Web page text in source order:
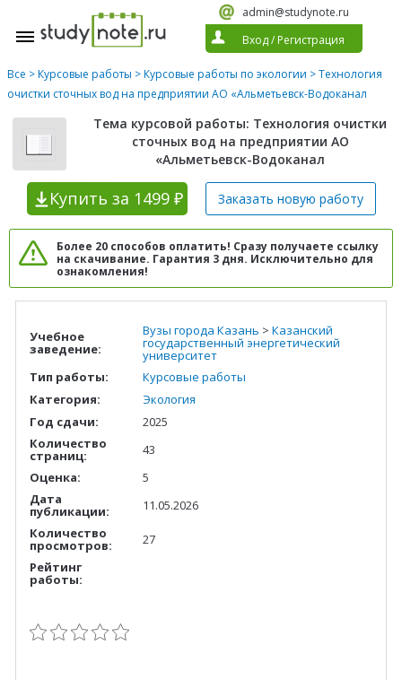
admin@studynote.ru
Вход/ Регистрация
Все >Курсовые работы >Курсовые работы по экологии > Технология
очистки сточных вод на предприятии АО «Альметьевск-Водоканал
Тема курсовой работы: Технология очистки
сточных вод на предприятии АО
«Альметьевск-Водоканал
Купить за 1499 ₽ Заказать новую работу
Более 20 способов оплатить! Сразу получаете ссылку
на скачивание. Гарантия 3 дня. Исключительно для
ознакомления!
Учебное
заведение:
Вузы города Казань > Казанский
государственный энергетический
университет
Тип работы:
Курсовые работы
Категория:
Экология
Год сдачи:
2025
Количество
страниц:
43
Оценка:
5
Дата
публикации:
11.05.2026
Количество
просмотров:
27
Рейтинг
работы: